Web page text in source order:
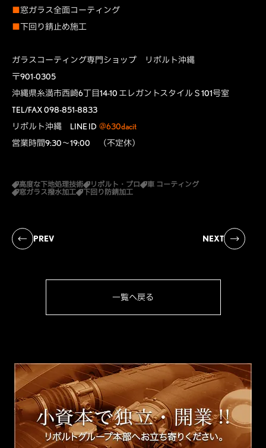
■窓ガラス全面コーティング
■下回り錆止め施工
ガラスコーティング専門ショップ リボルト沖縄
〒901-0305
沖縄県糸満市西崎6丁目14-10 エレガントスタイルＳ101号室
TEL/FAX 098-851-8833
リボルト沖縄 LINE ID @630dacit
営業時間9:30～19:00 （不定休）
高度な下地処理技術 リボルト・プロ
車 コーティング
窓ガラス撥水加工
下回り防錆加工
PREV NEXT
一覧へ戻る